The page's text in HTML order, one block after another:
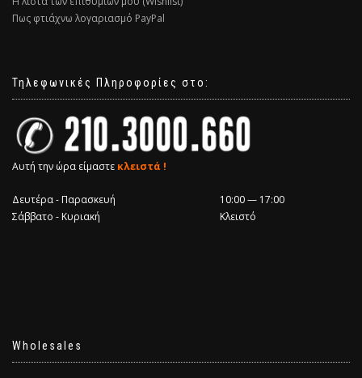
Πως φτιάχνω λογαριασμό PayPal
Τηλεφωνικές Πληροφορίες στο:
Αυτή την ώρα είμαστε κλειστά !
Δευτέρα - Παρασκευή
10:00 — 17:00
Σάββατο - Κυριακή
Κλειστό
Wholesales